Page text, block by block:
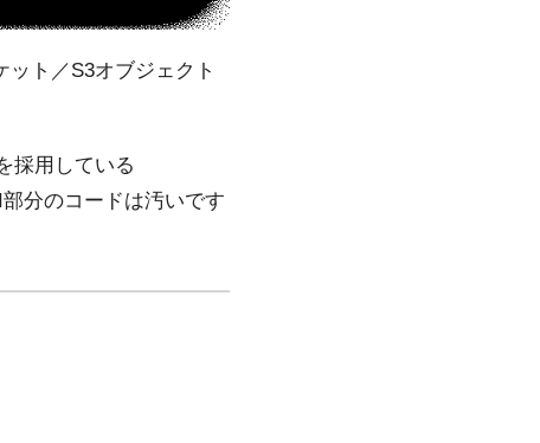
ト／S3オブジェクト
採用している
分のコードは汚いです